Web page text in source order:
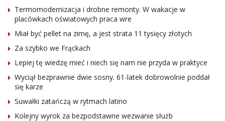
Termomodernizacja i drobne remonty. W wakacje w
placówkach oświatowych praca wre
Miał być pellet na zimę, a jest strata 11 tysięcy złotych
Za szybko we Frąckach
Lepiej tę wiedzę mieć i niech się nam nie przyda w praktyce
Wyciął bezprawnie dwie sosny. 61-latek dobrowolnie poddał
się karze
Suwałki zatańczą w rytmach latino
Kolejny wyrok za bezpodstawne wezwanie służb